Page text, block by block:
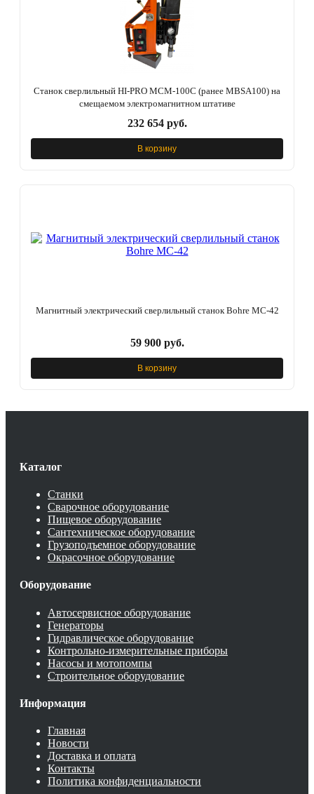
Станок сверлильный HI-PRO МСМ-100С (ранее MBSA100) на
смещаемом электромагнитном штативе
232 654 руб.
В корзину
Магнитный электрический сверлильный станок Bohre МС-42
59 900 руб.
В корзину
Каталог
Станки
Сварочное оборудование
Пищевое оборудование
Сантехническое оборудование
Грузоподъемное оборудование
Окрасочное оборудование
Оборудование
Автосервисное оборудование
Генераторы
Гидравлическое оборудование
Контрольно-измерительные приборы
Насосы и мотопомпы
Строительное оборудование
Информация
Главная
Новости
Доставка и оплата
Контакты
Политика конфиденциальности